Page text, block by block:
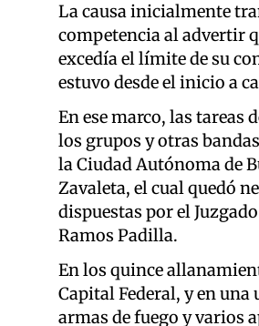
La causa inicialmente
competencia al advertir
excedía el límite de su
estuvo desde el inicio a
En ese marco, las
los grupos y otras
la Ciudad Autónoma de
Zavaleta, el cual quedó
dispuestas por el
Ramos Padilla.
En los quince
Capital Federal, y en
armas de fuego y varios